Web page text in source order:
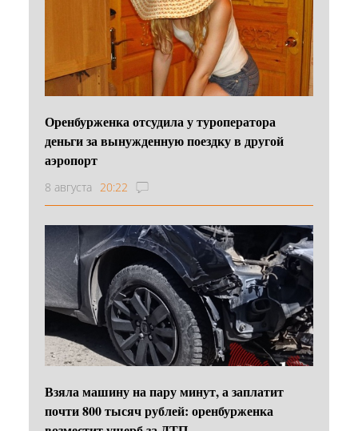
Оренбурженка отсудила у туроператора
деньги за вынужденную поездку в другой
аэропорт
8 августа 20:22
Взяла машину на пару минут, а заплатит
почти 800 тысяч рублей: оренбурженка